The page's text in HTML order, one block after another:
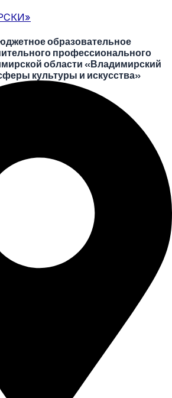
образовательное
профессионального
области «Владимирский
культуры и искусства»